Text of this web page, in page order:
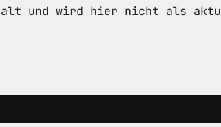
alt und wird hier nicht als